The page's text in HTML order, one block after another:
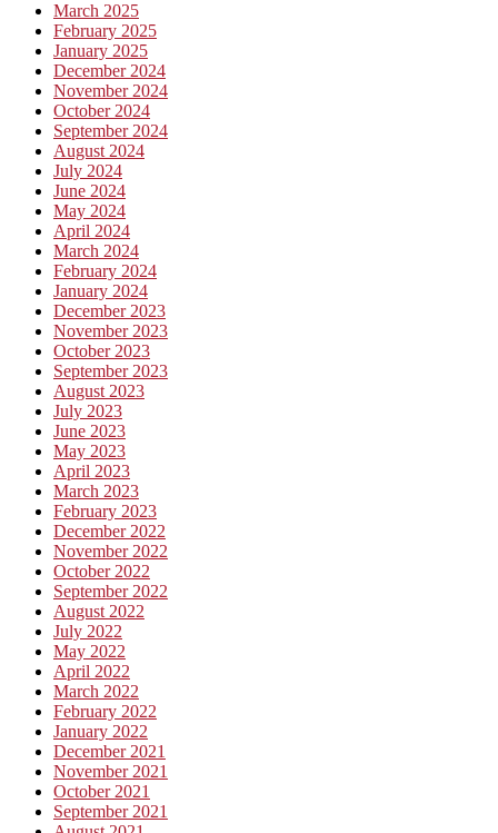
March 2025
February 2025
January 2025
December 2024
November 2024
October 2024
September 2024
August 2024
July 2024
June 2024
May 2024
April 2024
March 2024
February 2024
January 2024
December 2023
November 2023
October 2023
September 2023
August 2023
July 2023
June 2023
May 2023
April 2023
March 2023
February 2023
December 2022
November 2022
October 2022
September 2022
August 2022
July 2022
May 2022
April 2022
March 2022
February 2022
January 2022
December 2021
November 2021
October 2021
September 2021